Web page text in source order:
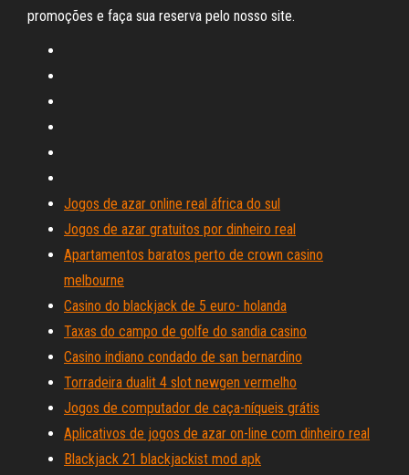
promoções e faça sua reserva pelo nosso site.
Jogos de azar online real áfrica do sul
Jogos de azar gratuitos por dinheiro real
Apartamentos baratos perto de crown casino
melbourne
Casino do blackjack de 5 euro- holanda
Taxas do campo de golfe do sandia casino
Casino indiano condado de san bernardino
Torradeira dualit 4 slot newgen vermelho
Jogos de computador de caça-níqueis grátis
Aplicativos de jogos de azar on-line com dinheiro real
Blackjack 21 blackjackist mod apk